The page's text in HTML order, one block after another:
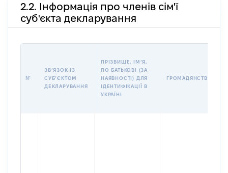
2.2. Інформація про членів сім'ї
суб'єкта декларування
№
ЗВʼЯЗОК ІЗ
СУБʼЄКТОМ
ДЕКЛАРУВАННЯ
ПРІЗВИЩЕ, ІМʼЯ,
ПО БАТЬКОВІ (ЗА
НАЯВНОСТІ) ДЛЯ
ІДЕНТИФІКАЦІЇ В
УКРАЇНІ
ГРОМАДЯНСТВО